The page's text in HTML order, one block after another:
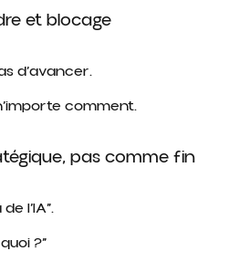
et blocage
d’avancer.
comment.
pas comme fin
l’IA”.
?”